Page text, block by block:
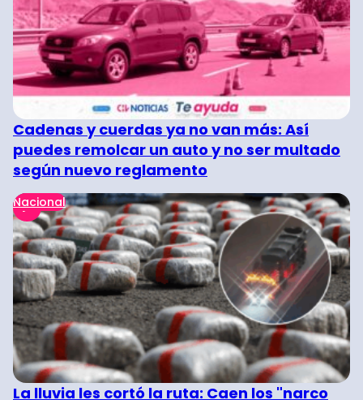
Cadenas y cuerdas ya no van más: Así
puedes remolcar un auto y no ser multado
según nuevo reglamento
Nacional
La lluvia les cortó la ruta: Caen los "narco